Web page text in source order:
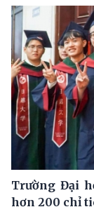
Trường Đại
hơn 200 chỉ